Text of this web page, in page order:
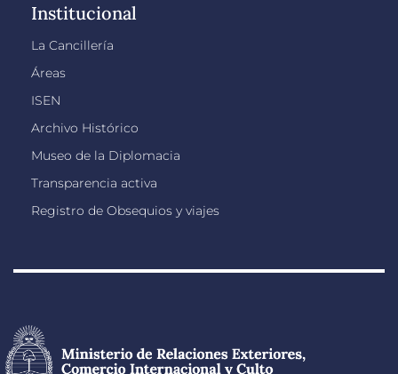
Institucional
La Cancillería
Áreas
ISEN
Archivo Histórico
Museo de la Diplomacia
Transparencia activa
Registro de Obsequios y viajes